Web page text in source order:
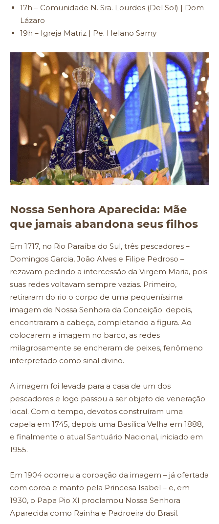
17h – Comunidade N. Sra. Lourdes (Del Sol) | Dom
Lázaro
19h – Igreja Matriz | Pe. Helano Samy
Nossa Senhora Aparecida: Mãe
que jamais abandona seus filhos
Em 1717, no Rio Paraíba do Sul, três pescadores –
Domingos Garcia, João Alves e Filipe Pedroso –
rezavam pedindo a intercessão da Virgem Maria, pois
suas redes voltavam sempre vazias. Primeiro,
retiraram do rio o corpo de uma pequeníssima
imagem de Nossa Senhora da Conceição; depois,
encontraram a cabeça, completando a figura. Ao
colocarem a imagem no barco, as redes
milagrosamente se encheram de peixes, fenômeno
interpretado como sinal divino.
A imagem foi levada para a casa de um dos
pescadores e logo passou a ser objeto de veneração
local. Com o tempo, devotos construíram uma
capela em 1745, depois uma Basílica Velha em 1888,
e finalmente o atual Santuário Nacional, iniciado em
1955.
Em 1904 ocorreu a coroação da imagem – já ofertada
com coroa e manto pela Princesa Isabel – e, em
1930, o Papa Pio XI proclamou Nossa Senhora
Aparecida como Rainha e Padroeira do Brasil.